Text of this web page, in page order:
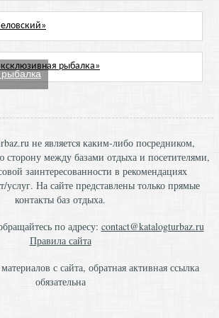
не является каким-либо посредником,
сторону между базами отдыха и посетителями,
заинтересованности в рекомендациях
услуг. На сайте представлены только прямые
контакты баз отдыха.
по адресу: contact@katalogturbaz.ru
Правила сайта
с сайта, обратная активная ссылка
обязательна